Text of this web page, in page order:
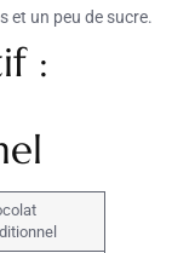
et un peu de sucre.
: